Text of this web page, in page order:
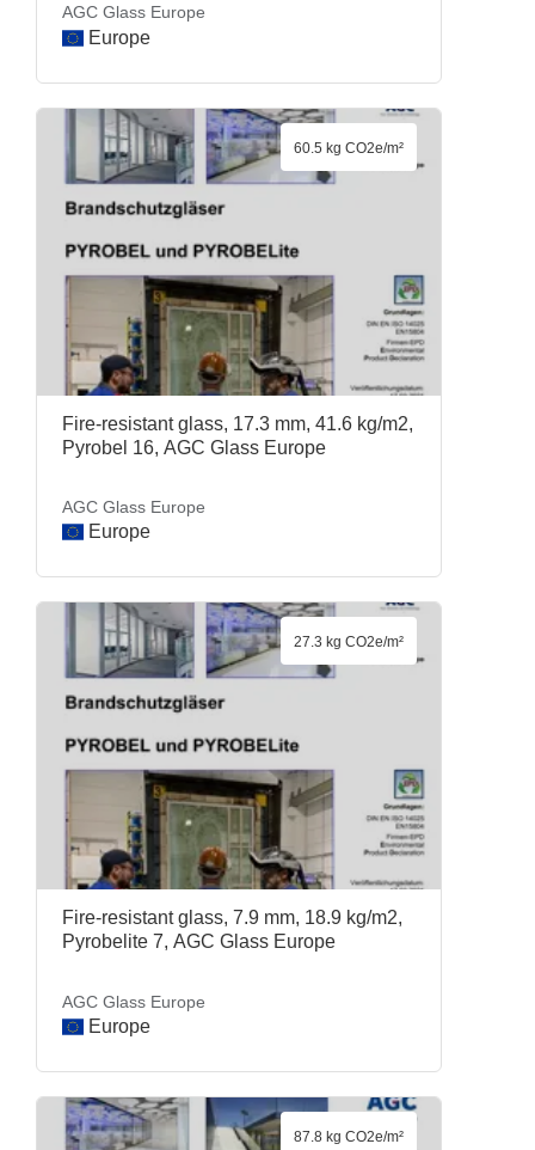
AGC Glass Europe
Europe
Fire-resistant glass, 17.3 mm, 41.6 kg/m2,
Pyrobel 16, AGC Glass Europe
AGC Glass Europe
Europe
60.5 kg CO2e/m²
Fire-resistant glass, 7.9 mm, 18.9 kg/m2,
Pyrobelite 7, AGC Glass Europe
AGC Glass Europe
Europe
27.3 kg CO2e/m²
87.8 kg CO2e/m²